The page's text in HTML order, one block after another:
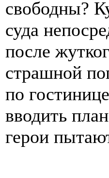
свободны?
суда
после
страшной
по
вводить
герои